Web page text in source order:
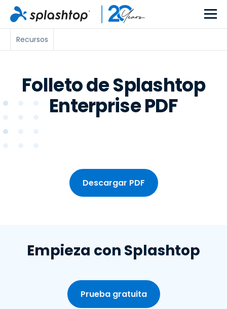
Recursos
Folleto de Splashtop
Enterprise PDF
Descargar PDF
Empieza con Splashtop
Prueba gratuita